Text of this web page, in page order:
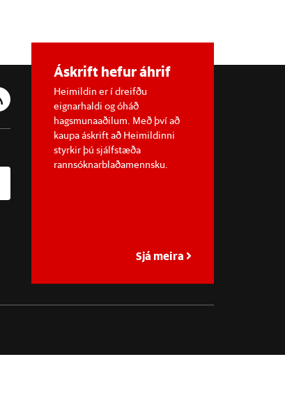
Áskrift hefur áhrif
Heimildin er í dreifðu
eignarhaldi og óháð
hagsmunaaðilum. Með því að
kaupa áskrift að Heimildinni
styrkir þú sjálfstæða
rannsóknarblaðamennsku.
Sjá meira